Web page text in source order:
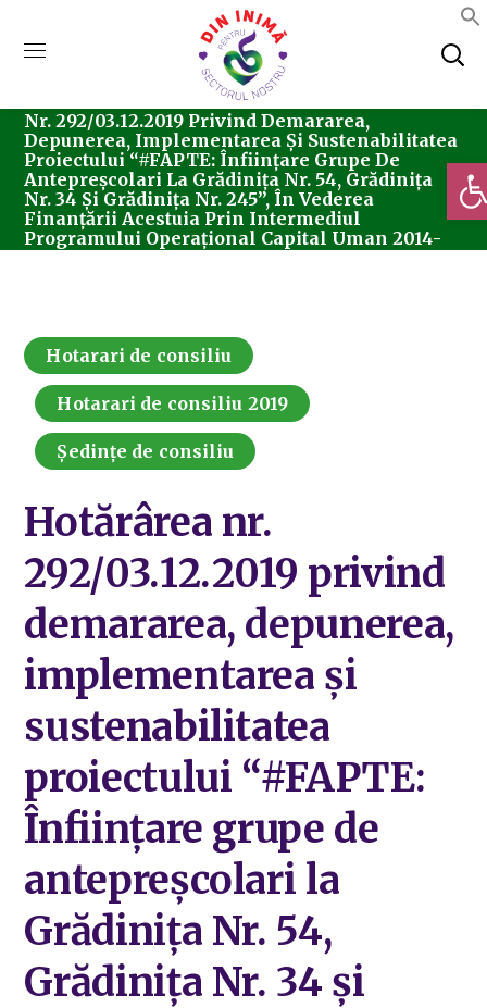
Consiliul Local Sector 5
Hotarari De Consiliu
Nr. 292/03.12.2019 Privind Demararea,
Depunerea, Implementarea Și Sustenabilitatea
Proiectului “#FAPTE: Înființare Grupe De
Antepreșcolari La Grădinița Nr. 54, Grădinița
Nr. 34 Și Grădinița Nr. 245”, În Vederea
Finanțării Acestuia Prin Intermediul
Programului Operațional Capital Uman 2014-
Hotarari de consiliu
Hotarari de consiliu 2019
Ședințe de consiliu
Hotărârea nr.
292/03.12.2019 privind
demararea, depunerea,
implementarea și
sustenabilitatea
proiectului “#FAPTE:
Înființare grupe de
antepreșcolari la
Grădinița Nr. 54,
Grădinița Nr. 34 și